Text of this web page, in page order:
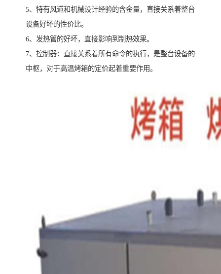
5、特有风道和机械设计经验的含金量，直接关系着整台
设备好坏的性价比。
6、发热管的好坏，直接影响到制热效果。
7、控制器：直接关系着所有命令的执行，是整台设备的
中枢，对于高温烤箱的定价起着重要作用。